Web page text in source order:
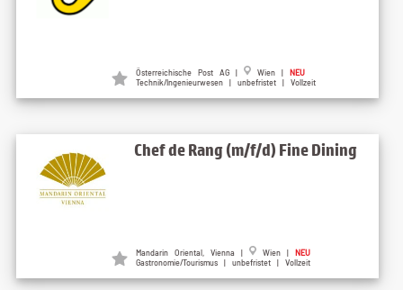
Österreichische Post AG | Wien | NEU
Technik/Ingenieurwesen | unbefristet | Vollzeit
Chef de Rang (m/f/d) Fine Dining
Mandarin Oriental, Vienna | Wien | NEU
Gastronomie/Tourismus | unbefristet | Vollzeit